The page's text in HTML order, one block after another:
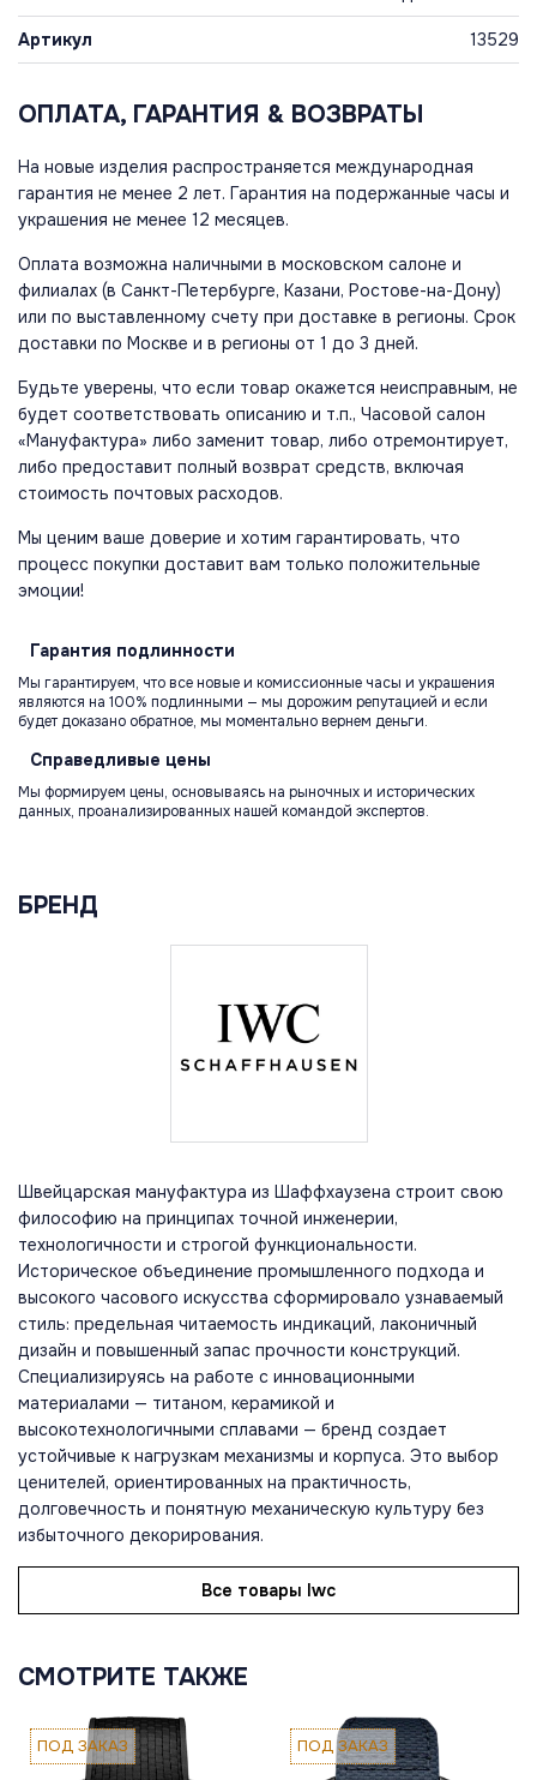
Артикул 13529
ОПЛАТА, ГАРАНТИЯ & ВОЗВРАТЫ
На новые изделия распространяется международная
гарантия не менее 2 лет. Гарантия на подержанные часы и
украшения не менее 12 месяцев.
Оплата возможна наличными в московском салоне и
филиалах (в Санкт-Петербурге, Казани, Ростове-на-Дону)
или по выставленному счету при доставке в регионы. Срок
доставки по Москве и в регионы от 1 до 3 дней.
Будьте уверены, что если товар окажется неисправным, не
будет соответствовать описанию и т.п., Часовой салон
«Мануфактура» либо заменит товар, либо отремонтирует,
либо предоставит полный возврат средств, включая
стоимость почтовых расходов.
Мы ценим ваше доверие и хотим гарантировать, что
процесс покупки доставит вам только положительные
эмоции!
Гарантия подлинности
Мы гарантируем, что все новые и комиссионные часы и украшения
являются на 100% подлинными — мы дорожим репутацией и если
будет доказано обратное, мы моментально вернем деньги.
Справедливые цены
Мы формируем цены, основываясь на рыночных и исторических
данных, проанализированных нашей командой экспертов.
БРЕНД
Швейцарская мануфактура из Шаффхаузена строит свою
философию на принципах точной инженерии,
технологичности и строгой функциональности.
Историческое объединение промышленного подхода и
высокого часового искусства сформировало узнаваемый
стиль: предельная читаемость индикаций, лаконичный
дизайн и повышенный запас прочности конструкций.
Специализируясь на работе с инновационными
материалами — титаном, керамикой и
высокотехнологичными сплавами — бренд создает
устойчивые к нагрузкам механизмы и корпуса. Это выбор
ценителей, ориентированных на практичность,
долговечность и понятную механическую культуру без
избыточного декорирования.
Все товары Iwc
СМОТРИТЕ ТАКЖЕ
ПОД ЗАКАЗ ПОД ЗАКАЗ